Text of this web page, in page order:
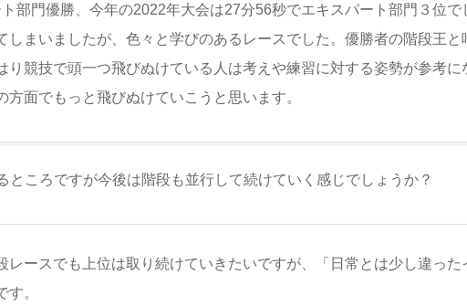
部門優勝、今年の2022年大会は27分56秒でエキスパート部門３位で
しまいましたが、色々と学びのあるレースでした。優勝者の階段王と
り競技で頭一つ飛びぬけている人は考えや練習に対する姿勢が参考に
面でもっと飛びぬけていこうと思います。
ころですが今後は階段も並行して続けていく感じでしょうか？
レースでも上位は取り続けていきたいですが、「日常とは少し違った
。